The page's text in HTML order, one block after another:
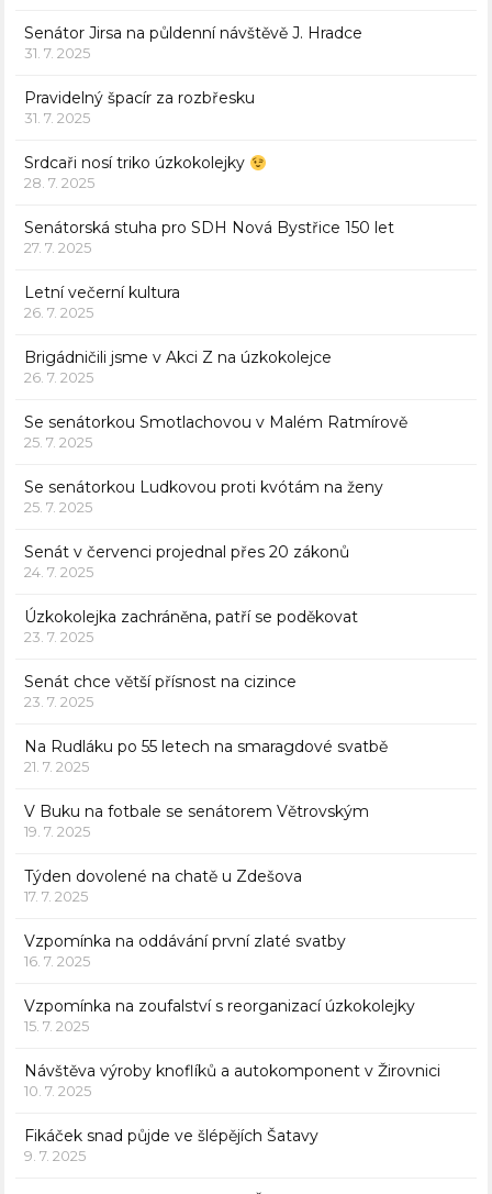
Senátor Jirsa na půldenní návštěvě J. Hradce
31. 7. 2025
Pravidelný špacír za rozbřesku
31. 7. 2025
Srdcaři nosí triko úzkokolejky
28. 7. 2025
Senátorská stuha pro SDH Nová Bystřice 150 let
27. 7. 2025
Letní večerní kultura
26. 7. 2025
Brigádničili jsme v Akci Z na úzkokolejce
26. 7. 2025
Se senátorkou Smotlachovou v Malém Ratmírově
25. 7. 2025
Se senátorkou Ludkovou proti kvótám na ženy
25. 7. 2025
Senát v červenci projednal přes 20 zákonů
24. 7. 2025
Úzkokolejka zachráněna, patří se poděkovat
23. 7. 2025
Senát chce větší přísnost na cizince
23. 7. 2025
Na Rudláku po 55 letech na smaragdové svatbě
21. 7. 2025
V Buku na fotbale se senátorem Větrovským
19. 7. 2025
Týden dovolené na chatě u Zdešova
17. 7. 2025
Vzpomínka na oddávání první zlaté svatby
16. 7. 2025
Vzpomínka na zoufalství s reorganizací úzkokolejky
15. 7. 2025
Návštěva výroby knoflíků a autokomponent v Žirovnici
10. 7. 2025
Fikáček snad půjde ve šlépějích Šatavy
9. 7. 2025